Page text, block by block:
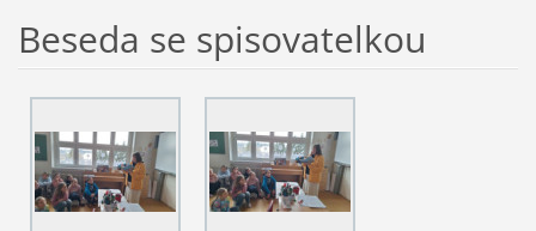
Beseda se spisovatelkou